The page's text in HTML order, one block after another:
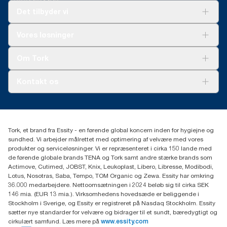
er baseret på et systemgennemsnit, er det ikke beregnet til brug
Smiley-rapport
(+45) 48 16 82 44
Professional Hygiene
Gydevang 33
DK-3450 Allerød
Tork, et brand fra Essity - en førende global koncern inden for hygiejne og
sundhed. Vi arbejder målrettet med optimering af velvære med vores
produkter og serviceløsninger. Vi er repræsenteret i cirka 150 lande med
de førende globale brands TENA og Tork samt andre stærke brands som
Actimove, Cutimed, JOBST, Knix, Leukoplast, Libero, Libresse, Modibodi,
Lotus, Nosotras, Saba, Tempo, TOM Organic og Zewa. Essity har omkring
36.000 medarbejdere. Nettoomsætningen i 2024 beløb sig til cirka SEK
146 mia. (EUR 13 mia.). Virksomhedens hovedsæde er beliggende i
Stockholm i Sverige, og Essity er registreret på Nasdaq Stockholm. Essity
sætter nye standarder for velvære og bidrager til et sundt, bæredygtigt og
cirkulært samfund. Læs mere på www.essity.com